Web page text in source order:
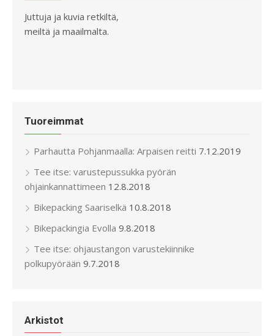
Juttuja ja kuvia retkiltä,
meiltä ja maailmalta.
Tuoreimmat
Parhautta Pohjanmaalla: Arpaisen reitti 7.12.2019
Tee itse: varustepussukka pyörän
ohjainkannattimeen 12.8.2018
Bikepacking Saariselkä 10.8.2018
Bikepackingia Evolla 9.8.2018
Tee itse: ohjaustangon varustekiinnike
polkupyörään 9.7.2018
Arkistot